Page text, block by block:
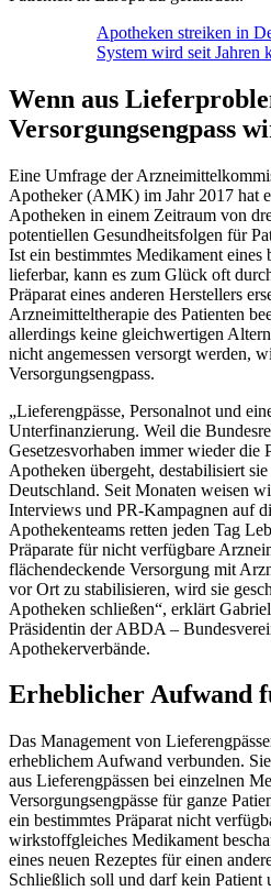
Apotheken streiken in
System wird seit Jahren
Wenn aus
Versorgungsengpass
Eine Umfrage der
Apotheker (AMK) im Jahr 2017 hat
Apotheken in einem Zeitraum von
potentiellen Gesundheitsfolgen für
Ist ein bestimmtes Medikament eines
lieferbar, kann es zum Glück oft
Präparat eines anderen Herstellers
Arzneimitteltherapie des Patienten
allerdings keine gleichwertigen
nicht angemessen versorgt werden,
Versorgungsengpass.
„Lieferengpässe, Personalnot und
Unterfinanzierung. Weil die
Gesetzesvorhaben immer wieder die
Apotheken übergeht, destabilisiert
Deutschland. Seit Monaten weisen
Interviews und PR-Kampagnen auf
Apothekenteams retten jeden Tag
Präparate für nicht verfügbare
flächendeckende Versorgung mit
vor Ort zu stabilisieren, wird sie
Apotheken schließen“, erklärt
Präsidentin der ABDA –
Apothekerverbände.
Erheblicher Aufwand
Das Management von
erheblichem Aufwand verbunden.
aus Lieferengpässen bei einzelnen
Versorgungsengpässe für ganze
ein bestimmtes Präparat nicht
wirkstoffgleiches Medikament
eines neuen Rezeptes für einen
Schließlich soll und darf kein Patient